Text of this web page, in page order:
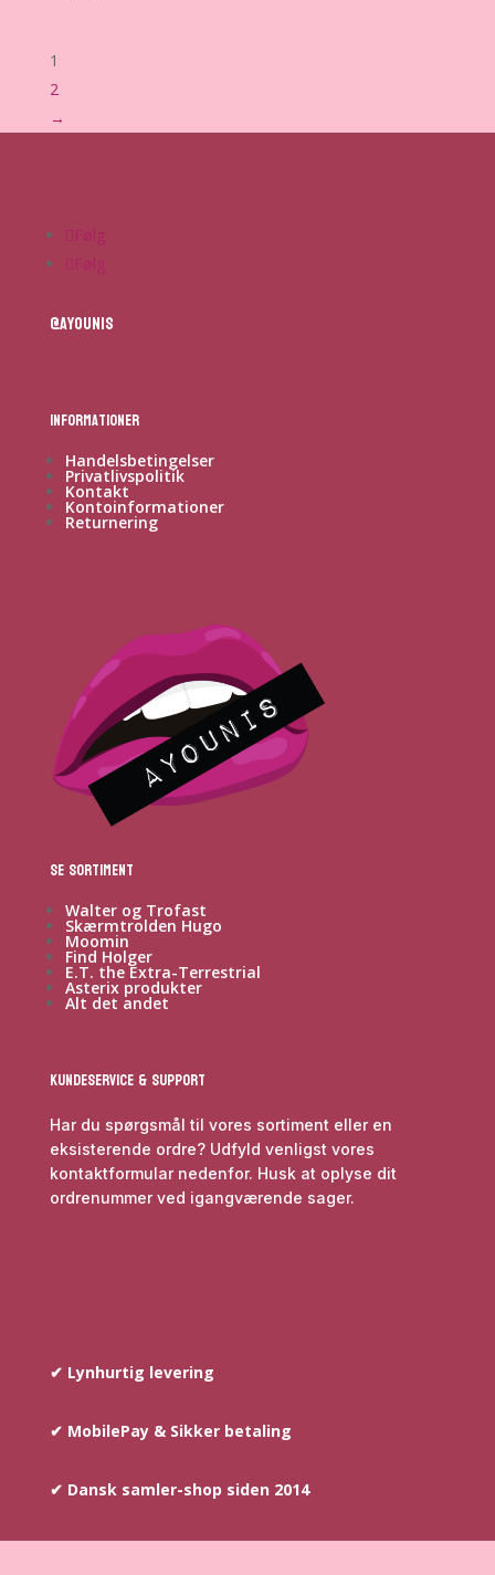
1
2
→
Følg
Følg
@ayounis
Informationer
Handelsbetingelser
Privatlivspolitik
Kontakt
Kontoinformationer
Returnering
Se sortiment
Walter og Trofast
Skærmtrolden Hugo
Moomin
Find Holger
E.T. the Extra-Terrestrial
Asterix produkter
Alt det andet
Kundeservice & Support
Har du spørgsmål til vores sortiment eller en
eksisterende ordre? Udfyld venligst vores
kontaktformular nedenfor. Husk at oplyse dit
ordrenummer ved igangværende sager.
✔ Lynhurtig levering
✔ MobilePay & Sikker betaling
✔ Dansk samler-shop siden 2014